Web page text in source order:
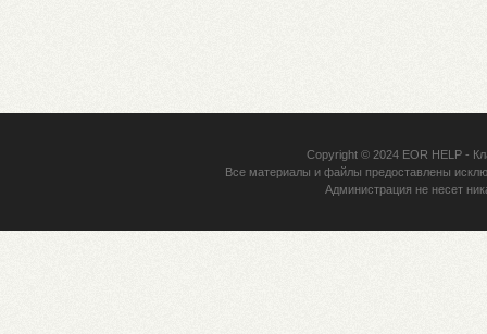
Copyright © 2024 EOR HELP-
Все материалы и файлы предоставлены
Администрация не несет